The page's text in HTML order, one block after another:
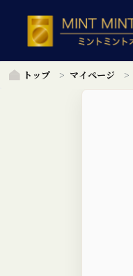
トップ マイページ